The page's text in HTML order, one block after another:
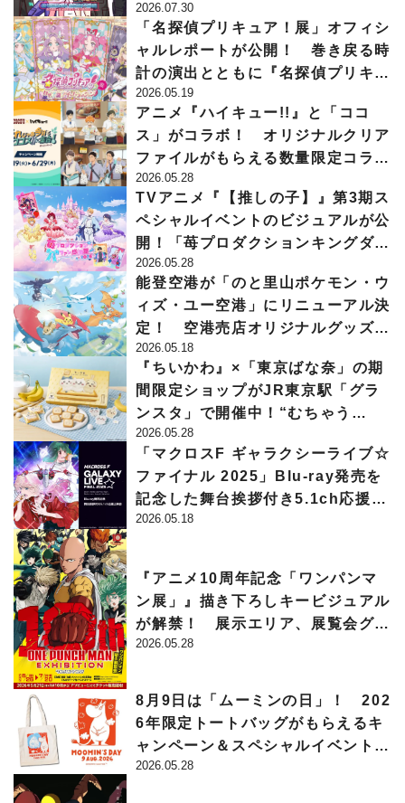
体験型謎解きイベントやコラボグッ
ズの販売も
2026.07.30
「名探偵プリキュア！展」オフィシ
ャルレポートが公開！ 巻き戻る時
計の演出とともに『名探偵プリキュ
ア！』の世界へと引き込まれる!!
2026.05.19
アニメ『ハイキュー!!』と「ココ
ス」がコラボ！ オリジナルクリア
ファイルがもらえる数量限定コラボ
メニューなどが5月19日から登場
2026.05.28
TVアニメ『【推しの子】』第3期ス
ペシャルイベントのビジュアルが公
開！「苺プロダクションキングダ
ム」の姫と騎士をイメージしたビジ
ュアルに
2026.05.28
能登空港が「のと里山ポケモン・ウ
ィズ・ユー空港」にリニューアル決
定！ 空港売店オリジナルグッズや
ポケモンオリジナルメニューの販売
も
2026.05.18
『ちいかわ』×「東京ばな奈」の期
間限定ショップがJR東京駅「グラ
ンスタ」で開催中！“むちゃう
ま”なクッキーサンドや限定トート
バッグセットが販売
2026.05.28
「マクロスF ギャラクシーライブ☆
ファイナル 2025」Blu-ray発売を
記念した舞台挨拶付き5.1ch応援上
映会が開催決定！ May’n、中島愛
2026.05.18
『アニメ10周年記念「ワンパンマ
ン展」』描き下ろしキービジュアル
が解禁！ 展示エリア、展覧会グッ
ズ情報なども一挙公開に
2026.05.28
8月9日は「ムーミンの日」！ 202
6年限定トートバッグがもらえるキ
ャンペーン＆スペシャルイベント開
催決定
2026.05.28